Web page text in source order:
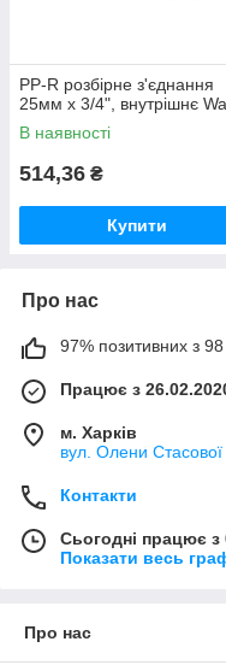
PP-R розбірне з'єднання
25мм х 3/4", внутрішнє
В наявності
514,36 ₴
Купити
Про нас
97% позитивних з 98
Працює з
м. Харків
вул. Олени Стасової
Контакти
Сьогодні працює з
Показати весь
Про нас